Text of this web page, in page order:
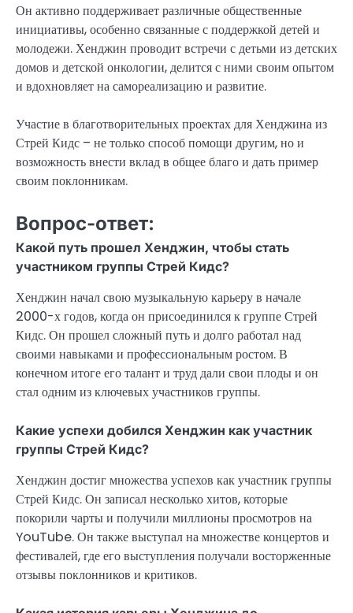
Он активно поддерживает различные общественные
инициативы, особенно связанные с поддержкой детей и
молодежи. Хенджин проводит встречи с детьми из детских
домов и детской онкологии, делится с ними своим опытом
и вдохновляет на самореализацию и развитие.
Участие в благотворительных проектах для Хенджина из
Стрей Кидс – не только способ помощи другим, но и
возможность внести вклад в общее благо и дать пример
своим поклонникам.
Вопрос-ответ:
Какой путь прошел Хенджин, чтобы стать
участником группы Стрей Кидс?
Хенджин начал свою музыкальную карьеру в начале
2000-х годов, когда он присоединился к группе Стрей
Кидс. Он прошел сложный путь и долго работал над
своими навыками и профессиональным ростом. В
конечном итоге его талант и труд дали свои плоды и он
стал одним из ключевых участников группы.
Какие успехи добился Хенджин как участник
группы Стрей Кидс?
Хенджин достиг множества успехов как участник группы
Стрей Кидс. Он записал несколько хитов, которые
покорили чарты и получили миллионы просмотров на
YouTube. Он также выступал на множестве концертов и
фестивалей, где его выступления получали восторженные
отзывы поклонников и критиков.